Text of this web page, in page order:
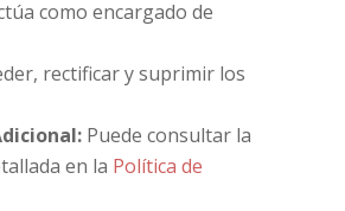
como encargado de
rectificar y suprimir los
Puede consultar la
en la Política de